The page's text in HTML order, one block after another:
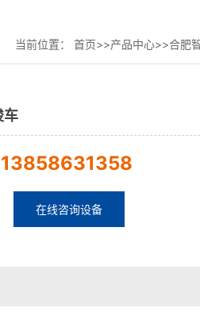
当前位置： 首页>>产品中心>>合肥
车
13858631358
在线咨询设备